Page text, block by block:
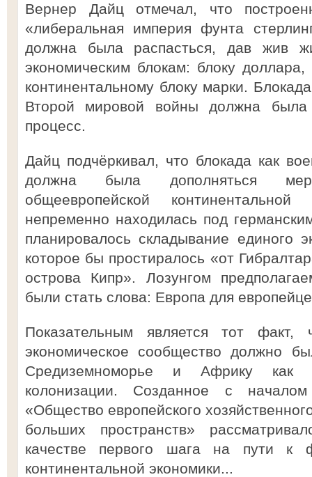
Вернер Дайц отмечал, что
«либеральная империя фунта
должна была распасться, дав жив
экономическим блокам: блоку
континентальному блоку марки.
Второй мировой войны должна была
процесс.
Дайц подчёркивал, что блокада как
должна была дополняться
общеевропейской
непременно находилась под
планировалось складывание единого
которое бы простиралось «от
острова Кипр». Лозунгом
были стать слова: Европа для
Показательным является тот факт,
экономическое сообщество должно
Средиземноморье и Африку как
колонизации. Созданное с
«Общество европейского
больших пространств»
качестве первого шага на пути к
континентальной экономики...